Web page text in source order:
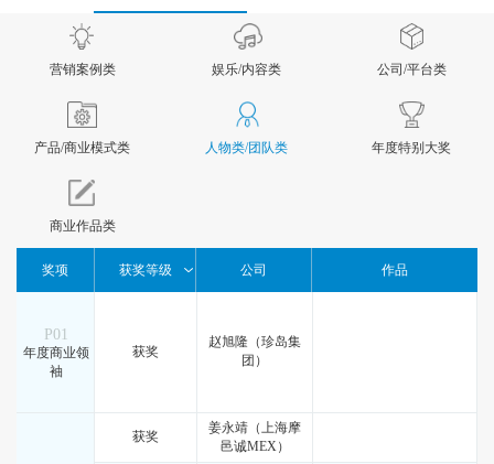
营销案例类 娱乐/内容类 公司/平台类
产品/商业模式类 人物类/团队类 年度特别大奖
商业作品类
奖项 获奖等级 公司 作品
P01
年度商业领
袖
获奖
赵旭隆（珍岛集
团）
获奖
姜永靖（上海摩
邑诚MEX）